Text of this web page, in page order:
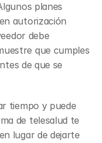
planes
autorización
debe
que cumples
de que se
tiempo y puede
de telesalud te
lugar de dejarte